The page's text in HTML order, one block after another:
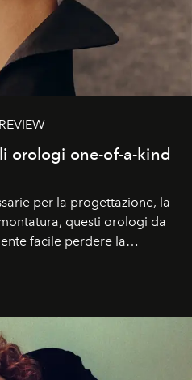
orologi one-of-a-kind
per la progettazione, la
questi orologi da
facile perdere la
quadranti così